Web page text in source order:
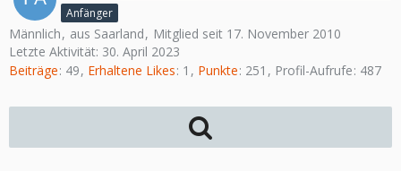
Anfänger
Männlich aus Saarland
Mitglied seit 17. November 2010
Letzte Aktivität: 30. April 2023
Beiträge 49 Erhaltene Likes 1 Punkte 251 Profil-Aufrufe 487